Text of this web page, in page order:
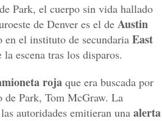
Park, el cuerpo sin vida hallado
de Denver es el de Austin
en el instituto de secundaria East
la escena tras los disparos.
roja que era buscada por
de Park, Tom McGraw. La
autoridades emitieran una alerta